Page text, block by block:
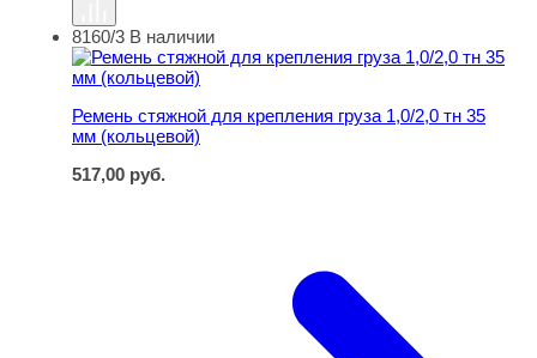
Ремень стяжной для крепления груза 1,0/2,0 тн 35 мм
8160/3 В наличии
Ремень стяжной для крепления груза 1,0/2,0 тн 35
мм (кольцевой)
517,00 руб.